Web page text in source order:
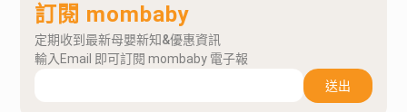
訂閱 mombaby
定期收到最新母嬰新知&優惠資訊
輸入Email 即可訂閱 mombaby 電子報
送出